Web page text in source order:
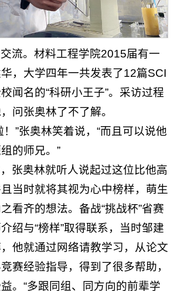
流。材料工程学院2015届有一
，大学四年一共发表了12篇SCI
闻名的“科研小王子”。采访过程
问张奥林了不了解。
！”张奥林笑着说，“而且可以说他
的师兄。”
张奥林就听人说起过这位比他高
当时就将其视为心中榜样，萌生
看齐的想法。备战“挑战杯”省赛
绍与“榜样”取得联系，当时邹建
他就通过网络请教学习，从论文
赛经验指导，得到了很多帮助，
。“多跟同组、同方向的前辈学